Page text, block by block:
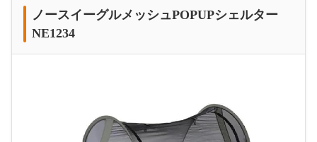
ノースイーグルメッシュPOPUPシェルター
NE1234